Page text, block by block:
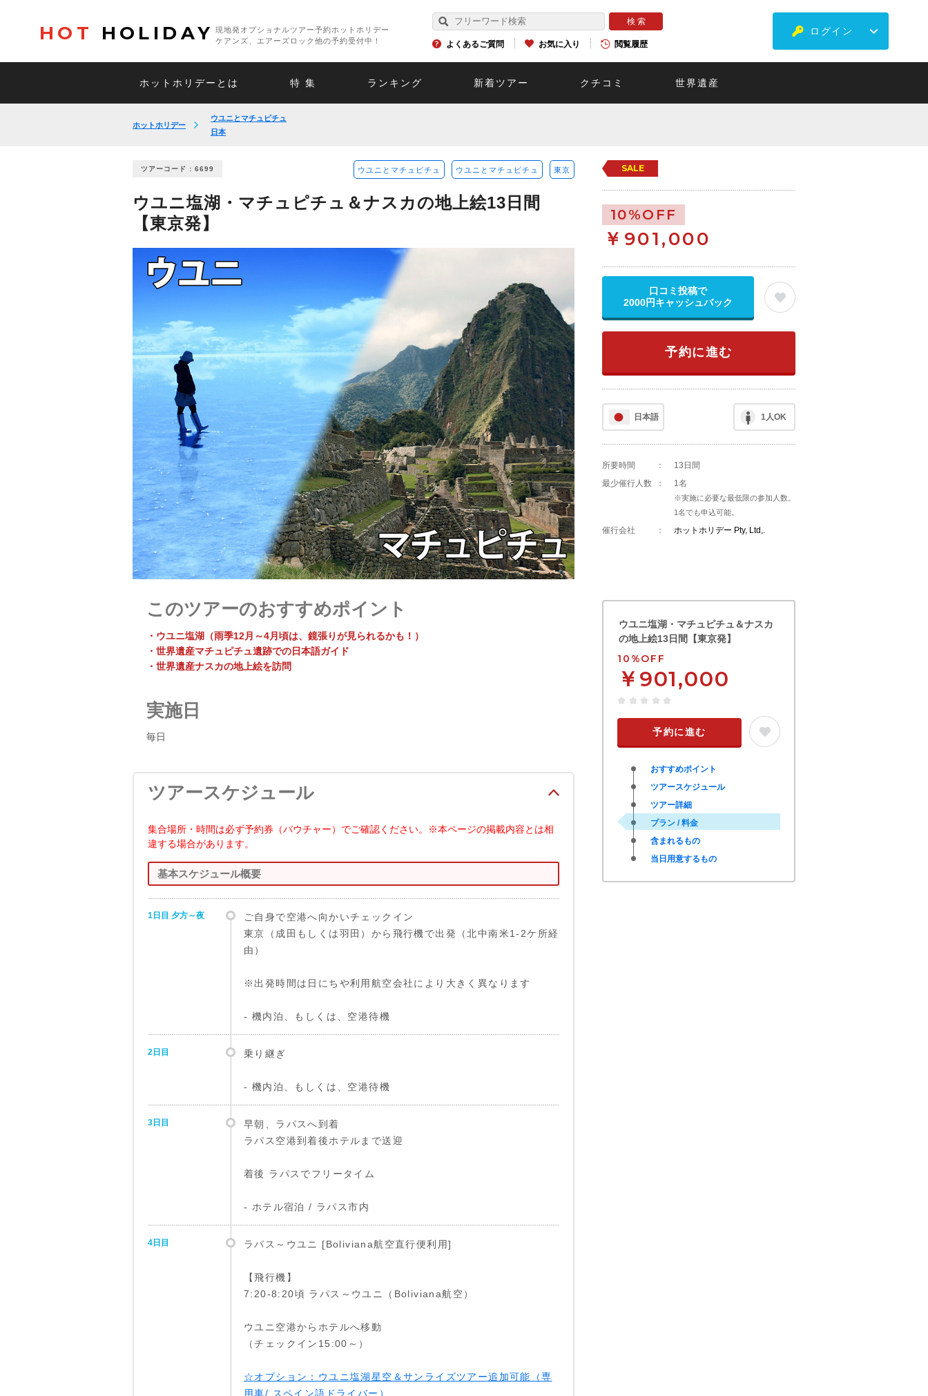
HOT HOLIDAY
現地発オプショナルツアー予約ホットホリデー
ケアンズ、エアーズロック他の予約受付中！
よくあるご質問 お気に入り 閲覧履歴
ログイン
ホットホリデーとは 特 集 ランキング 新着ツアー クチコミ 世界遺産
ホットホリデー
ウユニとマチュピチュ
日本
ツアーコード : 6699 ウユニとマチュピチュ ウユニとマチュピチュ 東京
ウユニ塩湖・マチュピチュ＆ナスカの地上絵13日間
【東京発】
SALE
10%OFF
￥ 901,000
口コミ投稿で
2000円キャッシュバック
予約に進む
日本語 1人OK
所要時間 ：
13日間
最少催行人数
： 1名
※実施に必要な最低限の参加人数。
1名でも申込可能。
催行会社 ： ホットホリデー Pty, Ltd,.
このツアーのおすすめポイント
・ウユニ塩湖（雨季12月～4月頃は、鏡張りが見られるかも！）
・世界遺産マチュピチュ遺跡での日本語ガイド
・世界遺産ナスカの地上絵を訪問
実施日
毎日
ツアースケジュール
集合場所・時間は必ず予約券（バウチャー）でご確認ください。※本ページの掲載内容とは相
違する場合があります。
基本スケジュール概要
1日目 夕方～夜
ご自身で空港へ向かいチェックイン
東京（成田もしくは羽田）から飛行機で出発（北中南米1-2ケ所経
由）
※出発時間は日にちや利用航空会社により大きく異なります
- 機内泊、もしくは、空港待機
2日目 乗り継ぎ
- 機内泊、もしくは、空港待機
3日目
早朝、ラパスへ到着
ラパス空港到着後ホテルまで送迎
着後 ラパスでフリータイム
- ホテル宿泊 / ラパス市内
4日目 ラパス～ウユニ [Boliviana航空直行便利用]
【飛行機】
7:20-8:20頃 ラパス～ウユニ（Boliviana航空）
ウユニ空港からホテルへ移動
（チェックイン15:00～）
☆オプション：ウユニ塩湖星空＆サンライズツアー追加可能（専
用車/ スペイン語ドライバー）
ウユニ塩湖・マチュピチュ＆ナスカ
の地上絵13日間【東京発】
10%OFF
￥901,000
予約に進む
おすすめポイント
ツアースケジュール
ツアー詳細
プラン / 料金
含まれるもの
当日用意するもの